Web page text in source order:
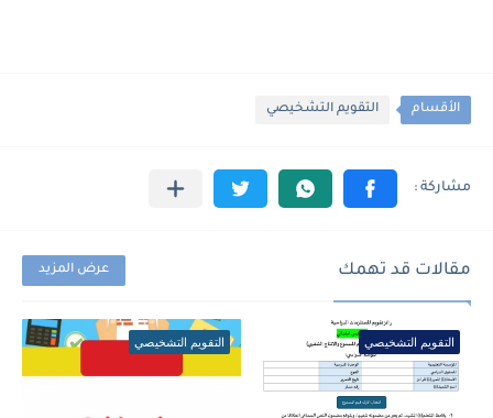
الأقسام التقويم التشخيصي
مقالات قد تهمك عرض المزيد
التقويم التشخيصي التقويم التشخيصي